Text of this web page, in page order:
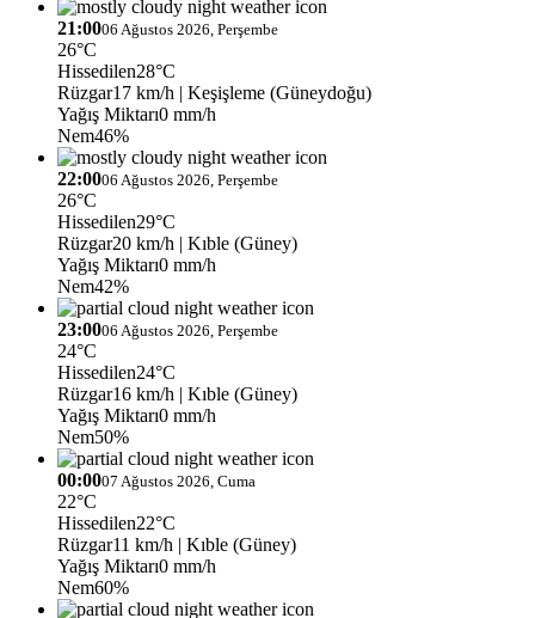
21:0006 Ağustos 2026, Perşembe
26°C
Hissedilen28°C
Rüzgar17 km/h | Keşişleme (Güneydoğu)
Yağış Miktarı0 mm/h
Nem46%
22:0006 Ağustos 2026, Perşembe
26°C
Hissedilen29°C
Rüzgar20 km/h | Kıble (Güney)
Yağış Miktarı0 mm/h
Nem42%
23:0006 Ağustos 2026, Perşembe
24°C
Hissedilen24°C
Rüzgar16 km/h | Kıble (Güney)
Yağış Miktarı0 mm/h
Nem50%
00:0007 Ağustos 2026, Cuma
22°C
Hissedilen22°C
Rüzgar11 km/h | Kıble (Güney)
Yağış Miktarı0 mm/h
Nem60%